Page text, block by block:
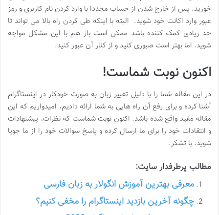
خورید. پس از خارج شدن از حساب مجددا با وارد کردن نام کاربری و رمز
عبور وارد اکانت خود شوید. البته با اینکه طی کردن راه بالا می تواند تا
حد زیادی کمک کننده باشد ممکن است باز هم با این مشکل مواجه
شوید. اما بهتر است صبوری کنید و از کنار آن عبور کنید.
اکنون نوبت شماست!
در این مقاله شما را با دلیل تغییر زبان به صورت خودکار در اینستاگرام
آشنا کرده و برای رفع آن راه هایی به شما ارائه دادیم، امیدواریم که این
مقاله مفید واقع شده باشد. اکنون‌ نوبت شماست که نظرات، پیشنهادات
و انتقادات خود را برای ما ارسال کرده و پاسخ سوالات خود را از ما جویا
شوید. با تشکر.
مطالب پرطرفدار سایت:
معرفی بهترین آموزش انگولار به زبان فارسی
چگونه آخرین بازدید اینستاگرام را مخفی کنیم؟